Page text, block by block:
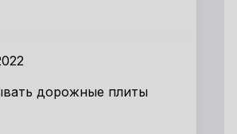
дорожные плиты